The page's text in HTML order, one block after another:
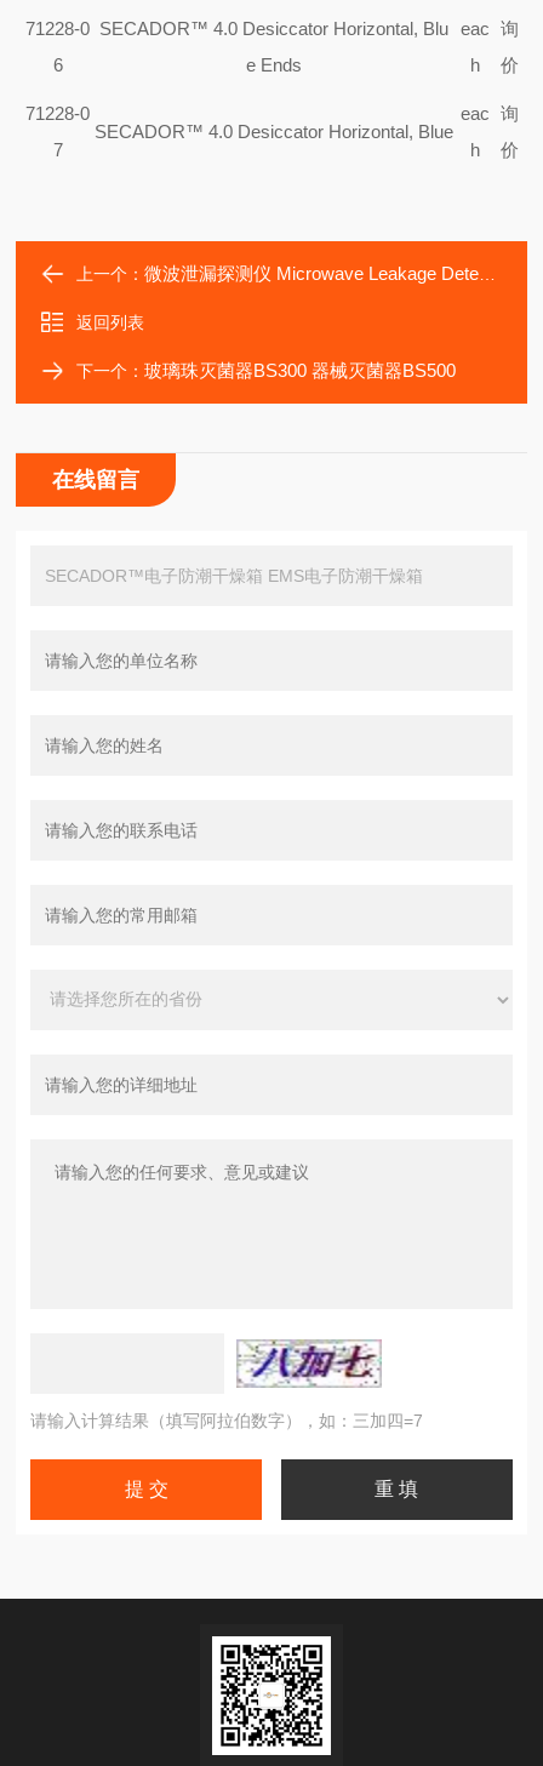
71228-0
6
SECADOR™ 4.0 Desiccator Horizontal, Blu
e Ends
eac
h
询
价
71228-0
7
SECADOR™ 4.0 Desiccator Horizontal, Blue
eac
h
询
价
上一个：微波泄漏探测仪 Microwave Leakage Detector
返回列表
下一个：玻璃珠灭菌器BS300 器械灭菌器BS500
在线留言
请输入计算结果（填写阿拉伯数字），如：三加四=7